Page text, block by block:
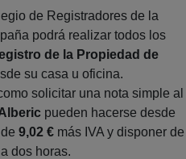
de Registradores de la
podrá realizar todos los
de la Propiedad de
su casa u oficina.
solicitar una nota simple al
pueden hacerse desde
9,02 € más IVA y disponer de
dos horas.